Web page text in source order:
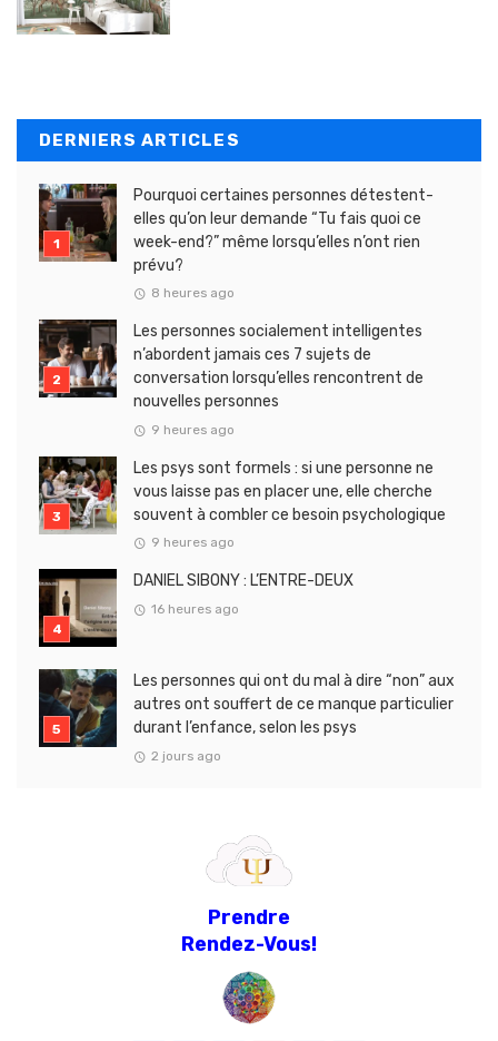
DERNIERS ARTICLES
Pourquoi certaines personnes détestent-
elles qu’on leur demande “Tu fais quoi ce
week-end?” même lorsqu’elles n’ont rien
prévu?
8 heures ago
Les personnes socialement intelligentes
n’abordent jamais ces 7 sujets de
conversation lorsqu’elles rencontrent de
nouvelles personnes
9 heures ago
Les psys sont formels : si une personne ne
vous laisse pas en placer une, elle cherche
souvent à combler ce besoin psychologique
9 heures ago
DANIEL SIBONY : L’ENTRE-DEUX
16 heures ago
Les personnes qui ont du mal à dire “non” aux
autres ont souffert de ce manque particulier
durant l’enfance, selon les psys
2 jours ago
Prendre
Rendez-Vous!